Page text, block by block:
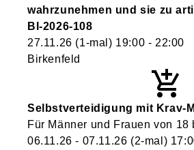
wahrzunehmen und sie zu
BI-2026-108
27.11.26 (1-mal) 19:00 - 22:00
Birkenfeld
Selbstverteidigung mit Krav-
Für Männer und Frauen von 18
06.11.26 - 07.11.26 (2-mal)